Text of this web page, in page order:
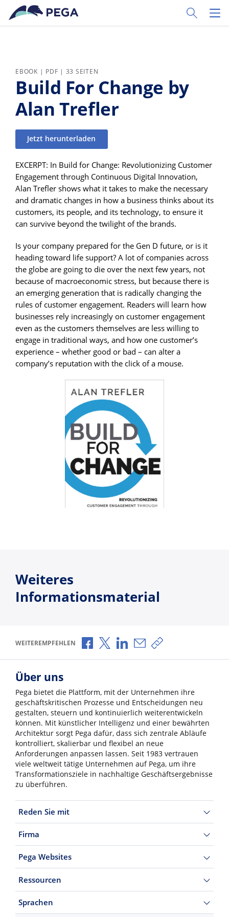
Zum Hauptinhalt wechseln
Toggle
EBOOK | PDF | 33 SEITEN
Build For Change by
Alan Trefler
Jetzt herunterladen
EXCERPT: In Build for Change: Revolutionizing Customer
Engagement through Continuous Digital Innovation,
Alan Trefler shows what it takes to make the necessary
and dramatic changes in how a business thinks about its
customers, its people, and its technology, to ensure it
can survive beyond the twilight of the brands.
Is your company prepared for the Gen D future, or is it
heading toward life support? A lot of companies across
the globe are going to die over the next few years, not
because of macroeconomic stress, but because there is
an emerging generation that is radically changing the
rules of customer engagement. Readers will learn how
businesses rely increasingly on customer engagement
even as the customers themselves are less willing to
engage in traditional ways, and how one customer’s
experience – whether good or bad – can alter a
company’s reputation with the click of a mouse.
Weiteres
Informationsmaterial
WEITEREMPFEHLEN Über Facebook teilen
Über X teilen
Über LinkedIn teilen
Über E-Mail teilen
Link zum Teilen
Über uns
Pega bietet die Plattform, mit der Unternehmen ihre
geschäftskritischen Prozesse und Entscheidungen neu
gestalten, steuern und kontinuierlich weiterentwickeln
können. Mit künstlicher Intelligenz und einer bewährten
Architektur sorgt Pega dafür, dass sich zentrale Abläufe
kontrolliert, skalierbar und flexibel an neue
Anforderungen anpassen lassen. Seit 1983 vertrauen
viele weltweit tätige Unternehmen auf Pega, um ihre
Transformationsziele in nachhaltige Geschäftsergebnisse
zu überführen.
Reden Sie mit
Firma
Pega Websites
Ressourcen
Sprachen